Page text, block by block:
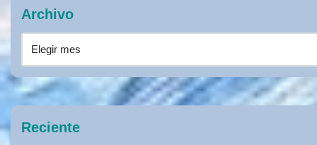
Archivo
Reciente